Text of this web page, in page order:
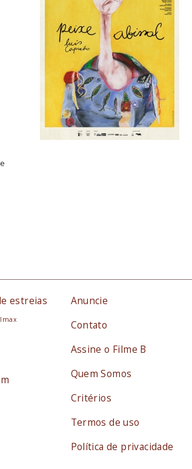
estreias
Anuncie
Contato
Assine o Filme B
Quem Somos
Critérios
Termos de uso
Política de privacidade